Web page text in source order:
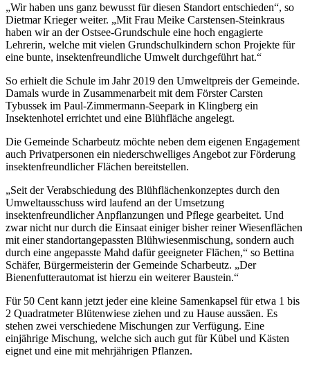
„Wir haben uns ganz bewusst für diesen Standort entschieden“, so
Dietmar Krieger weiter. „Mit Frau Meike Carstensen-Steinkraus
haben wir an der Ostsee-Grundschule eine hoch engagierte
Lehrerin, welche mit vielen Grundschulkindern schon Projekte für
eine bunte, insektenfreundliche Umwelt durchgeführt hat.“
So erhielt die Schule im Jahr 2019 den Umweltpreis der Gemeinde.
Damals wurde in Zusammenarbeit mit dem Förster Carsten
Tybussek im Paul-Zimmermann-Seepark in Klingberg ein
Insektenhotel errichtet und eine Blühfläche angelegt.
Die Gemeinde Scharbeutz möchte neben dem eigenen Engagement
auch Privatpersonen ein niederschwelliges Angebot zur Förderung
insektenfreundlicher Flächen bereitstellen.
„Seit der Verabschiedung des Blühflächenkonzeptes durch den
Umweltausschuss wird laufend an der Umsetzung
insektenfreundlicher Anpflanzungen und Pflege gearbeitet. Und
zwar nicht nur durch die Einsaat einiger bisher reiner Wiesenflächen
mit einer standortangepassten Blühwiesenmischung, sondern auch
durch eine angepasste Mahd dafür geeigneter Flächen,“ so Bettina
Schäfer, Bürgermeisterin der Gemeinde Scharbeutz. „Der
Bienenfutterautomat ist hierzu ein weiterer Baustein.“
Für 50 Cent kann jetzt jeder eine kleine Samenkapsel für etwa 1 bis
2 Quadratmeter Blütenwiese ziehen und zu Hause aussäen. Es
stehen zwei verschiedene Mischungen zur Verfügung. Eine
einjährige Mischung, welche sich auch gut für Kübel und Kästen
eignet und eine mit mehrjährigen Pflanzen.